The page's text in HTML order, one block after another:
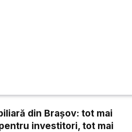
din Brașov: tot mai
investitori, tot mai